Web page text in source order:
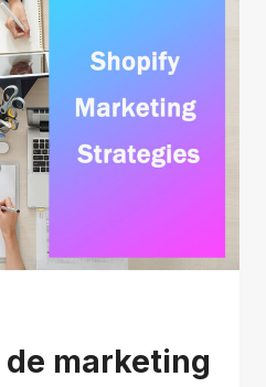
(COD)?
UMA
EXPLICAÇÃO
DETALHADA
LINE
marketing